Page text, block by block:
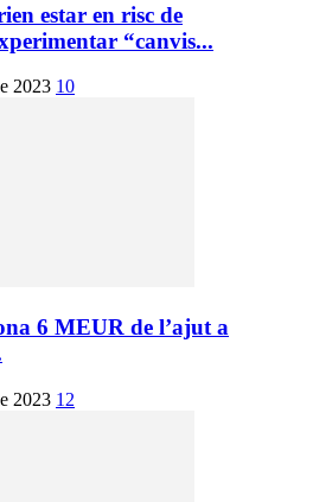
estar en risc de
“canvis...
2023 10
6 MEUR de l’ajut a
2023 12